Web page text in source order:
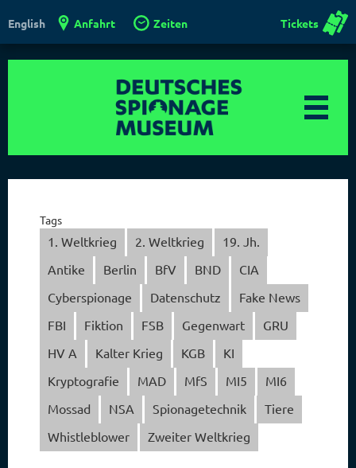
English Anfahrt Zeiten Tickets
Tags
1. Weltkrieg 2. Weltkrieg
19. Jh.
Antike
Berlin BfV BND
CIA
Cyberspionage
Datenschutz
Fake News
FBI
Fiktion FSB Gegenwart
GRU
HV A
Kalter Krieg KGB
KI
Kryptografie
MAD MfS MI5
MI6
Mossad
NSA Spionagetechnik
Tiere
Whistleblower
Zweiter Weltkrieg